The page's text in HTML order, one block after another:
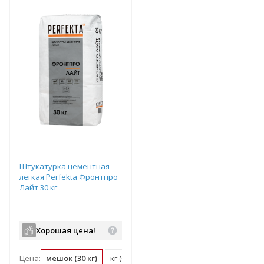
Штукатурка цементная
легкая Perfekta Фронтпро
Лайт 30 кг
Хорошая цена!
Цена: мешок (30 кг) кг (0.03 мешок)